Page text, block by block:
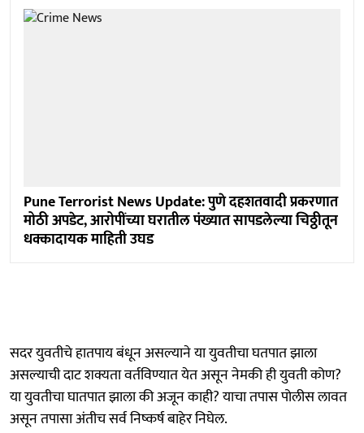
Pune Terrorist News Update: पुणे दहशतवादी प्रकरणात
मोठी अपडेट, आरोपींच्या घरातील पंख्यात सापडलेल्या चिठ्ठीतून
धक्कादायक माहिती उघड
सदर युवतीचे हातपाय बंधून असल्याने या युवतीचा घतपात झाला
असल्याची दाट शक्यता वर्तविण्यात येत असून नेमकी ही युवती कोण?
या युवतीचा घातपात झाला की अजून काही? याचा तपास पोलीस लावत
असून तपासा अंतीच सर्व निष्कर्ष बाहेर निघेल.